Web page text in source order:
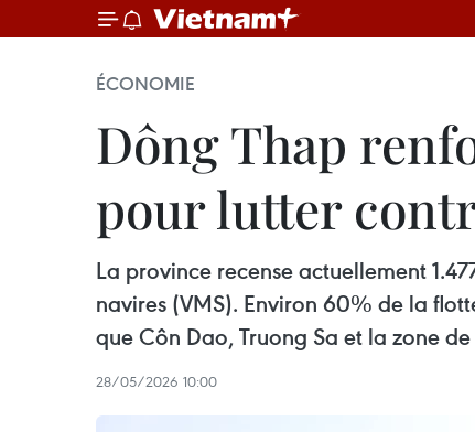
ÉCONOMIE
Dông Thap
pour lutter
La province recense actuellement
navires (VMS). Environ 60% de la
que Côn Dao, Truong Sa et la zone
28/05/2026 10:00